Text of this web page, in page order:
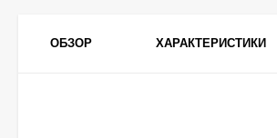
ОБЗОР ХАРАКТЕРИСТИКИ